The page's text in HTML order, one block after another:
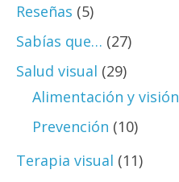
Reseñas (5)
Sabías que… (27)
Salud visual (29)
Alimentación y visión
Prevención (10)
Terapia visual (11)